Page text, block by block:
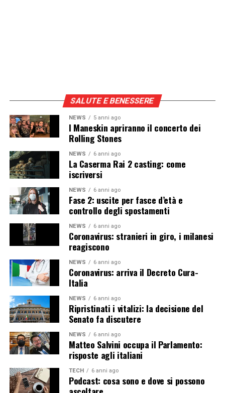
SALUTE E BENESSERE
NEWS 5 anni ago
I Maneskin apriranno il concerto dei
Rolling Stones
NEWS 6 anni ago
La Caserma Rai 2 casting: come
iscriversi
NEWS 6 anni ago
Fase 2: uscite per fasce d’età e
controllo degli spostamenti
NEWS 6 anni ago
Coronavirus: stranieri in giro, i milanesi
reagiscono
NEWS 6 anni ago
Coronavirus: arriva il Decreto Cura-
Italia
NEWS 6 anni ago
Ripristinati i vitalizi: la decisione del
Senato fa discutere
NEWS 6 anni ago
Matteo Salvini occupa il Parlamento:
risposte agli italiani
TECH 6 anni ago
Podcast: cosa sono e dove si possono